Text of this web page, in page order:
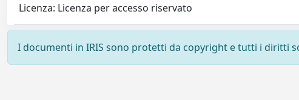
Licenza: Licenza per accesso riservato
I documenti in IRIS sono protetti da copyright e tutti i diritti